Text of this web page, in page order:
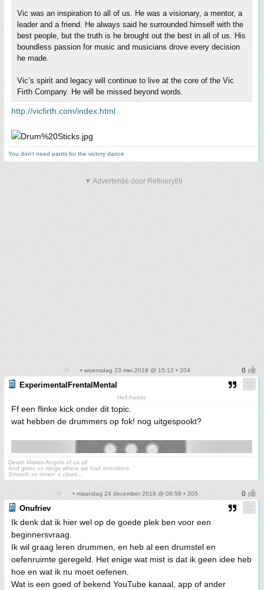
Vic was an inspiration to all of us. He was a visionary, a mentor, a
leader and a friend. He always said he surrounded himself with the
best people, but the truth is he brought out the best in all of us. His
boundless passion for music and musicians drove every decision
he made.
Vic’s spirit and legacy will continue to live at the core of the Vic
Firth Company. He will be missed beyond words.
http://vicfirth.com/index.html
You don't need pants for the victory dance
▼ Advertentie door Refinery89
• woensdag 23 mei 2018 @ 15:12 • 204
ExperimentalFrentalMental
Hell Awaits
Ff een flinke kick onder dit topic.
wat hebben de drummers op fok! nog uitgespookt?
Death Makes Angels of us all
And gives us wings where we had shoulders
Smooth as raven' s claws...
• maandag 24 december 2018 @ 09:58 • 205
Onufriev
Ik denk dat ik hier wel op de goede plek ben voor een
beginnersvraag.
Ik wil graag leren drummen, en heb al een drumstel en
oefenruimte geregeld. Het enige wat mist is dat ik geen idee heb
hoe en wat ik nu moet oefenen.
Wat is een goed of bekend YouTube kanaal, app of ander